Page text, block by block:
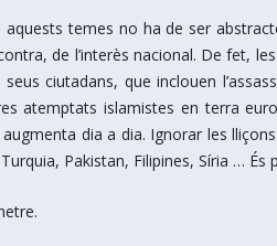
temes no ha de ser
de l’interès nacional. De fet,
ciutadans, que inclouen
atemptats islamistes en terra
dia a dia. Ignorar les
Pakistan, Filipines, Síria … És